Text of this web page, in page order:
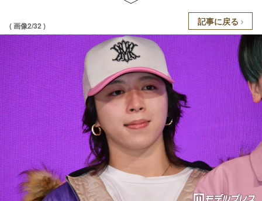
( 画像2/32 ) 記事に戻る